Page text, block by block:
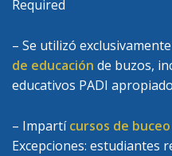
Required
– Se utilizó
de educación de buzos,
educativos PADI
– Impartícursos de buceo
Excepciones: estudiantes